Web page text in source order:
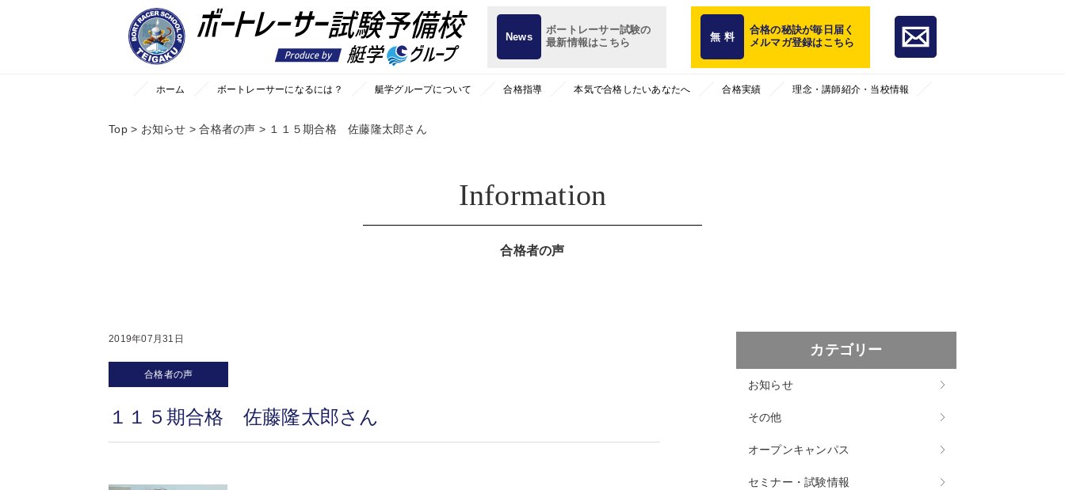
//カスタム投稿タイプ「news」の場合
News
ボートレーサー試験の
最新情報はこちら
無 料
合格の秘訣が毎日届く
メルマガ登録はこちら
ホーム ボートレーサーになるには？ 艇学グループについて 合格指導 本気で合格したいあなたへ 合格実績 理念・講師紹介・当校情報
Top> お知らせ >合格者の声 > １１５期合格 佐藤隆太郎さん
Information
合格者の声
2019年07月31日
合格者の声
１１５期合格 佐藤隆太郎さん
カテゴリー
お知らせ
その他
オープンキャンパス
セミナー・試験情報